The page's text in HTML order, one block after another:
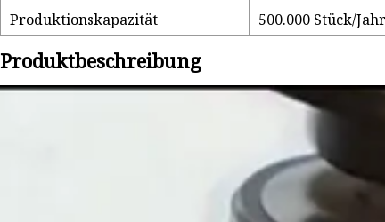
Produktionskapazität
500.000 Stück/
Produktbeschreibung